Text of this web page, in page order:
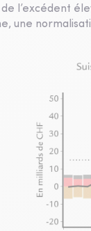
l’excédent
une